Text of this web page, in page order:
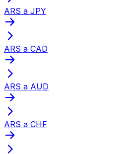
ARS a JPY
ARS a CAD
ARS a AUD
ARS a CHF